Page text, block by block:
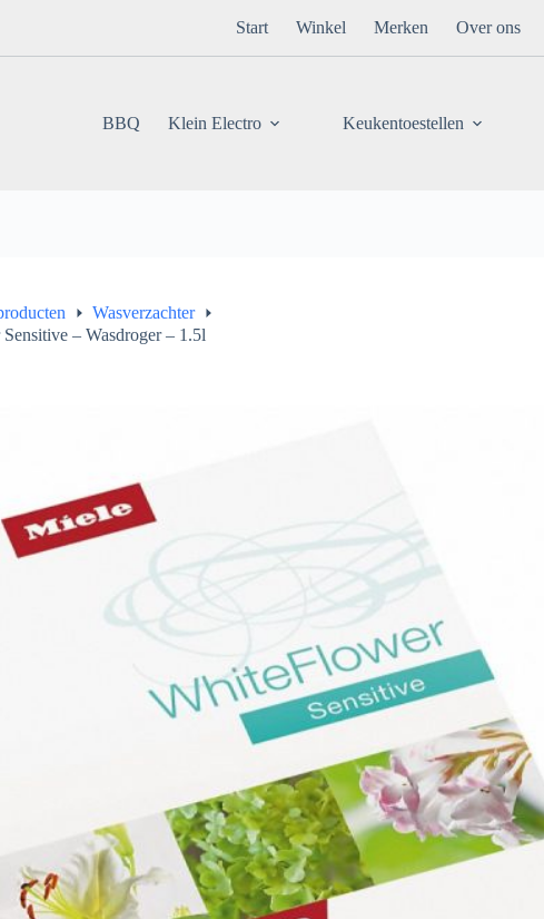
Start Winkel Merken Over ons
BBQ Klein Electro Keukentoestellen
Wasverzachter
– Wasdroger – 1.5l